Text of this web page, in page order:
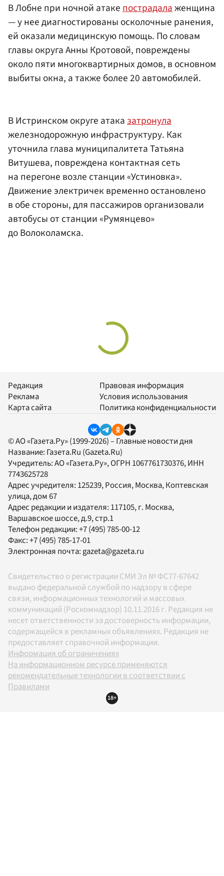
В Лобне при ночной атаке пострадалаженщина
— у нее диагностированы осколочные ранения,
ей оказали медицинскую помощь. По словам
главы округа Анны Кротовой, повреждены
около пяти многоквартирных домов, в основном
выбиты окна, а также более 20 автомобилей.
В Истринском округе атаказатронула
железнодорожную инфраструктуру. Как
уточнила глава муниципалитета Татьяна
Витушева, повреждена контактная сеть
на перегоне возле станции «Устиновка».
Движение электричек временно остановлено
в обе стороны, для пассажиров организовали
автобусы от станции «Румянцево»
до Волоколамска.
Редакция
Реклама
Карта сайта
Правовая информация
Условия использования
Политика конфиденциальности
© АО «Газета.Ру» (1999-2026) – Главные новости дня
Название: Газета.Ru (Gazeta.Ru)
Учредитель:АО «Газета.Ру», ОГРН 1067761730376, ИНН
7743625728
Адрес учредителя: 125239, Россия, Москва, Коптевская
улица, дом 67
Адрес редакции и издателя: 117105, г. Москва,
Варшавское шоссе, д.9, стр.1
Телефон редакции:+7 (495) 785-00-12
Факс:+7 (495) 785-17-01
Электронная почта: gazeta@gazeta.ru
Свидетельство о регистрации СМИ Эл № ФС77-67642
выдано федеральной службой по надзору в сфере
связи, информационных технологий и массовых
коммуникаций (Роскомнадзор) 10.11.2016 г. Редакция не
несет ответственности за достоверность информации,
содержащейся в рекламных объявлениях. Редакция не
предоставляет справочной информации.
Информация об ограничениях
На информационном ресурсе применяются
рекомендательные технологии в соответствии с
Правилами
18+